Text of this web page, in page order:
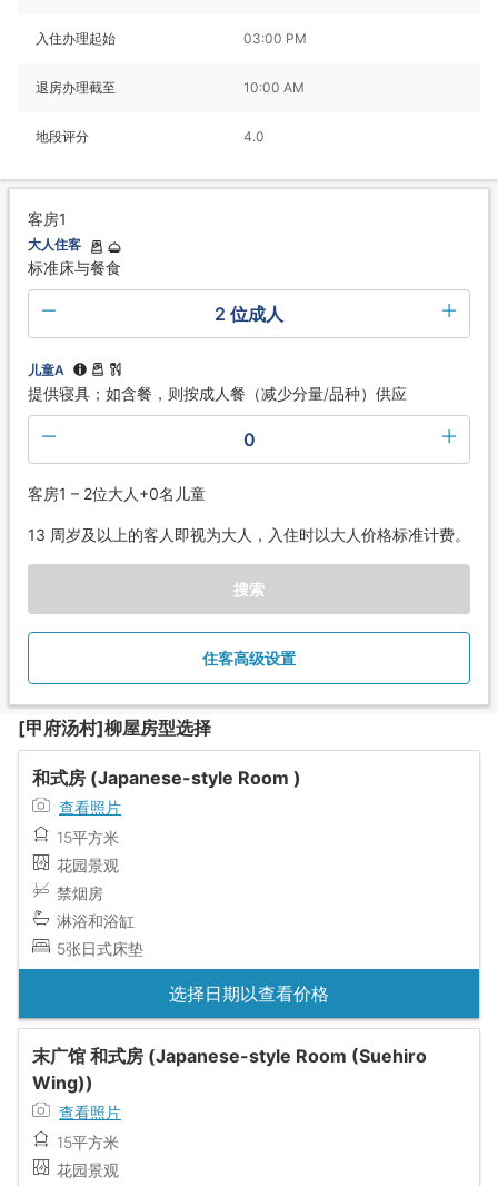
入住办理起始 03:00 PM
退房办理截至 10:00 AM
地段评分 4.0
客房1
大人住客
标准床与餐食
2 位成人
儿童A
提供寝具；如含餐，则按成人餐（减少分量/品种）供应
0
客房1 – 2位大人+0名儿童
13 周岁及以上的客人即视为大人，入住时以大人价格标准计费。
搜索
住客高级设置
[甲府汤村]柳屋房型选择
和式房 (Japanese-style Room )
查看照片
15平方米
花园景观
禁烟房
淋浴和浴缸
5张日式床垫
选择日期以查看价格
末广馆 和式房 (Japanese-style Room (Suehiro
Wing))
查看照片
15平方米
花园景观